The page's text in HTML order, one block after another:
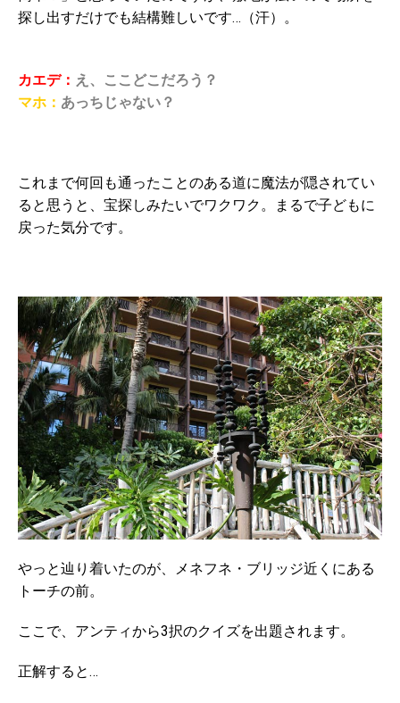
探し出すだけでも結構難しいです…（汗）。
カエデ： え、ここどこだろう？
マホ： あっちじゃない？
これまで何回も通ったことのある道に魔法が隠されてい
ると思うと、宝探しみたいでワクワク。まるで子どもに
戻った気分です。
やっと辿り着いたのが、メネフネ・ブリッジ近くにある
トーチの前。
ここで、アンティから3択のクイズを出題されます。
正解すると…